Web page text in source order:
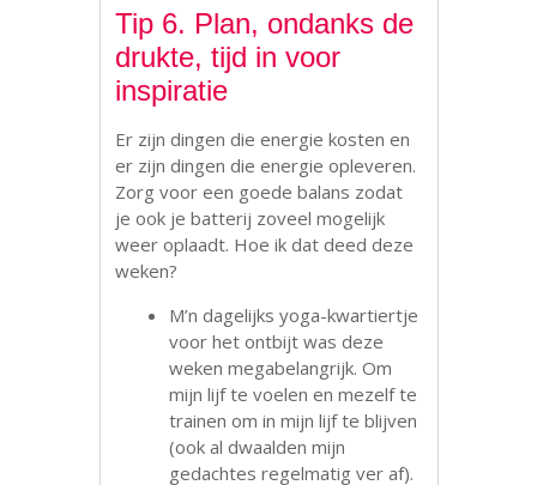
Tip 6. Plan, ondanks de
drukte, tijd in voor
inspiratie
Er zijn dingen die energie kosten en
er zijn dingen die energie opleveren.
Zorg voor een goede balans zodat
je ook je batterij zoveel mogelijk
weer oplaadt. Hoe ik dat deed deze
weken?
M’n dagelijks yoga-kwartiertje
voor het ontbijt was deze
weken megabelangrijk. Om
mijn lijf te voelen en mezelf te
trainen om in mijn lijf te blijven
(ook al dwaalden mijn
gedachtes regelmatig ver af).